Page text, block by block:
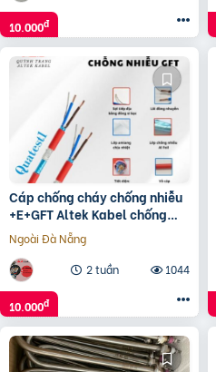
10.000đ
Cáp chống cháy chống nhiễu
+E+GFT Altek Kabel chống
cháy trong nhiệt độ cao
Ngoài Đà Nẵng
2 tuần
1044
10.000đ